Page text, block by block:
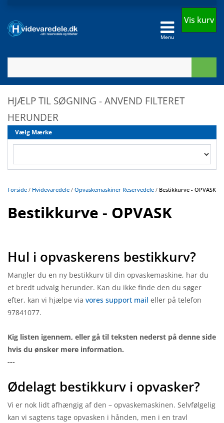
Menu
Vis kurv
HJÆLP TIL SØGNING - ANVEND FILTERET
HERUNDER
Vælg Mærke
Forside / Hvidevaredele / Opvaskemaskiner Reservedele / Bestikkurve - OPVASK
Bestikkurve - OPVASK
Hul i opvaskerens bestikkurv?
Mangler du en ny bestikkurv til din opvaskemaskine, har du
et bredt udvalg herunder. Kan du ikke finde den du søger
efter, kan vi hjælpe via vores support mail eller på telefon
97841077.
Kig listen igennem, eller gå til teksten nederst på denne side
hvis du ønsker mere information.
---
Ødelagt bestikkurv i opvasker?
Vi er nok lidt afhængig af den – opvaskemaskinen. Selvfølgelig
kan vi sagtens tage opvasken i hånden, men i en travl